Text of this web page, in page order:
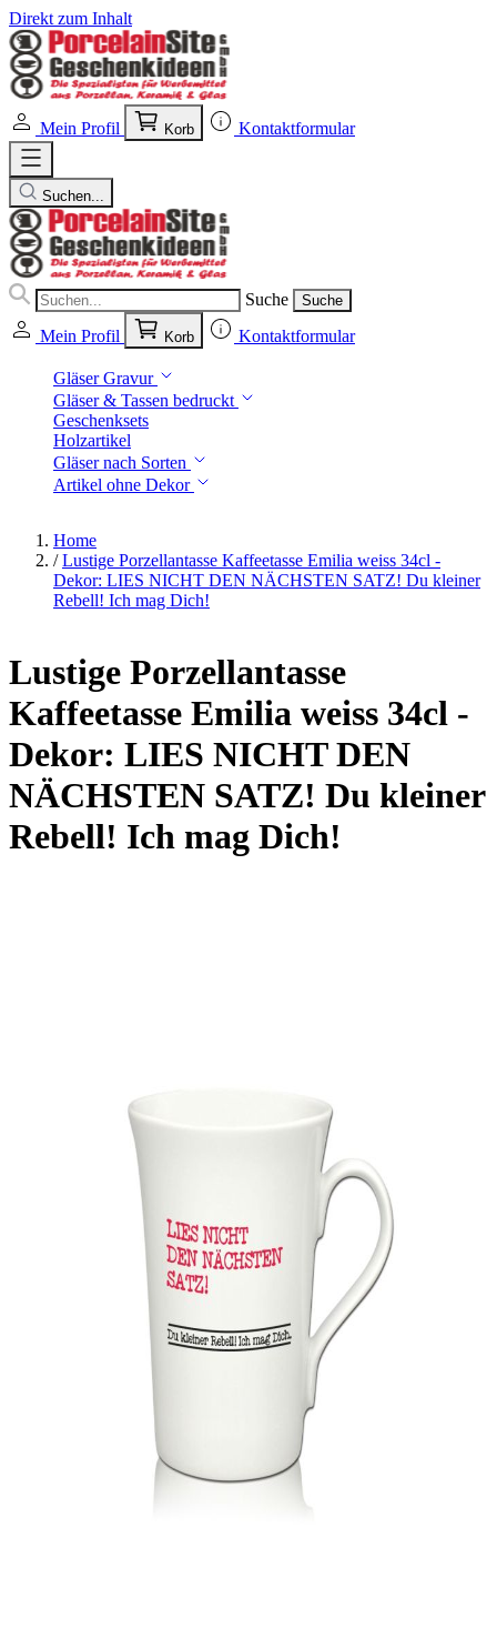
Direkt zum Inhalt
Mein Profil Korb Kontaktformular
Suchen...
Suche Suche
Mein Profil Korb Kontaktformular
Gläser Gravur
Gläser & Tassen bedruckt
Geschenksets
Holzartikel
Gläser nach Sorten
Artikel ohne Dekor
Home
/ Lustige Porzellantasse Kaffeetasse Emilia weiss 34cl -
Dekor: LIES NICHT DEN NÄCHSTEN SATZ! Du kleiner
Rebell! Ich mag Dich!
Lustige Porzellantasse
Kaffeetasse Emilia weiss 34cl -
Dekor: LIES NICHT DEN
NÄCHSTEN SATZ! Du kleiner
Rebell! Ich mag Dich!